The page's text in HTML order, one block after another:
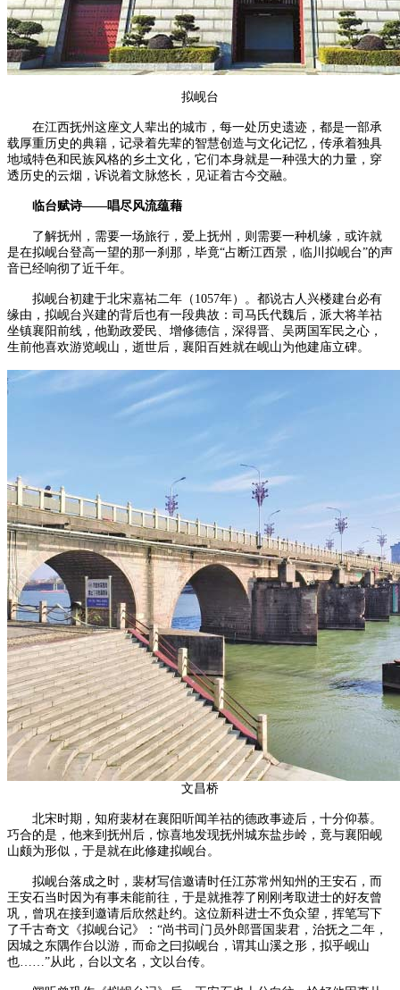
拟岘台
在江西抚州这座文人辈出的城市，每一处历史遗迹，都是一部承
载厚重历史的典籍，记录着先辈的智慧创造与文化记忆，传承着独具
地域特色和民族风格的乡土文化，它们本身就是一种强大的力量，穿
透历史的云烟，诉说着文脉悠长，见证着古今交融。
临台赋诗——唱尽风流蕴藉
了解抚州，需要一场旅行，爱上抚州，则需要一种机缘，或许就
是在拟岘台登高一望的那一刹那，毕竟“占断江西景，临川拟岘台”的声
音已经响彻了近千年。
拟岘台初建于北宋嘉祐二年（1057年）。都说古人兴楼建台必有
缘由，拟岘台兴建的背后也有一段典故：司马氏代魏后，派大将羊祜
坐镇襄阳前线，他勤政爱民、增修德信，深得晋、吴两国军民之心，
生前他喜欢游览岘山，逝世后，襄阳百姓就在岘山为他建庙立碑。
文昌桥
北宋时期，知府裴材在襄阳听闻羊祜的德政事迹后，十分仰慕。
巧合的是，他来到抚州后，惊喜地发现抚州城东盐步岭，竟与襄阳岘
山颇为形似，于是就在此修建拟岘台。
拟岘台落成之时，裴材写信邀请时任江苏常州知州的王安石，而
王安石当时因为有事未能前往，于是就推荐了刚刚考取进士的好友曾
巩，曾巩在接到邀请后欣然赴约。这位新科进士不负众望，挥笔写下
了千古奇文《拟岘台记》：“尚书司门员外郎晋国裴君，治抚之二年，
因城之东隅作台以游，而命之曰拟岘台，谓其山溪之形，拟乎岘山
也……”从此，台以文名，文以台传。